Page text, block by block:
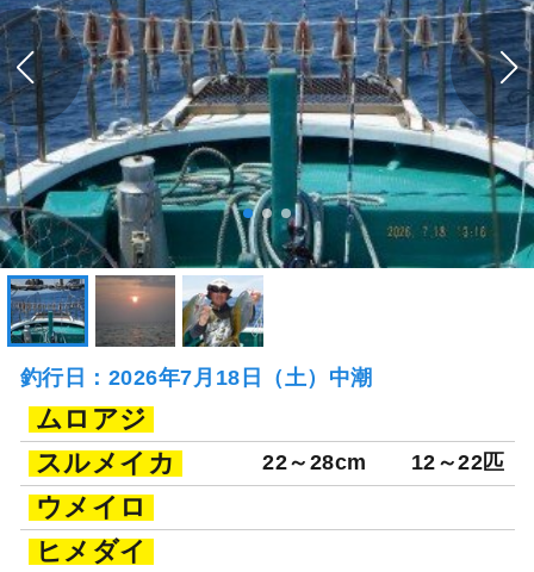
釣行日：2026年7月18日（土）中潮
ムロアジ
スルメイカ
22～28cm 12～22匹
ウメイロ
ヒメダイ